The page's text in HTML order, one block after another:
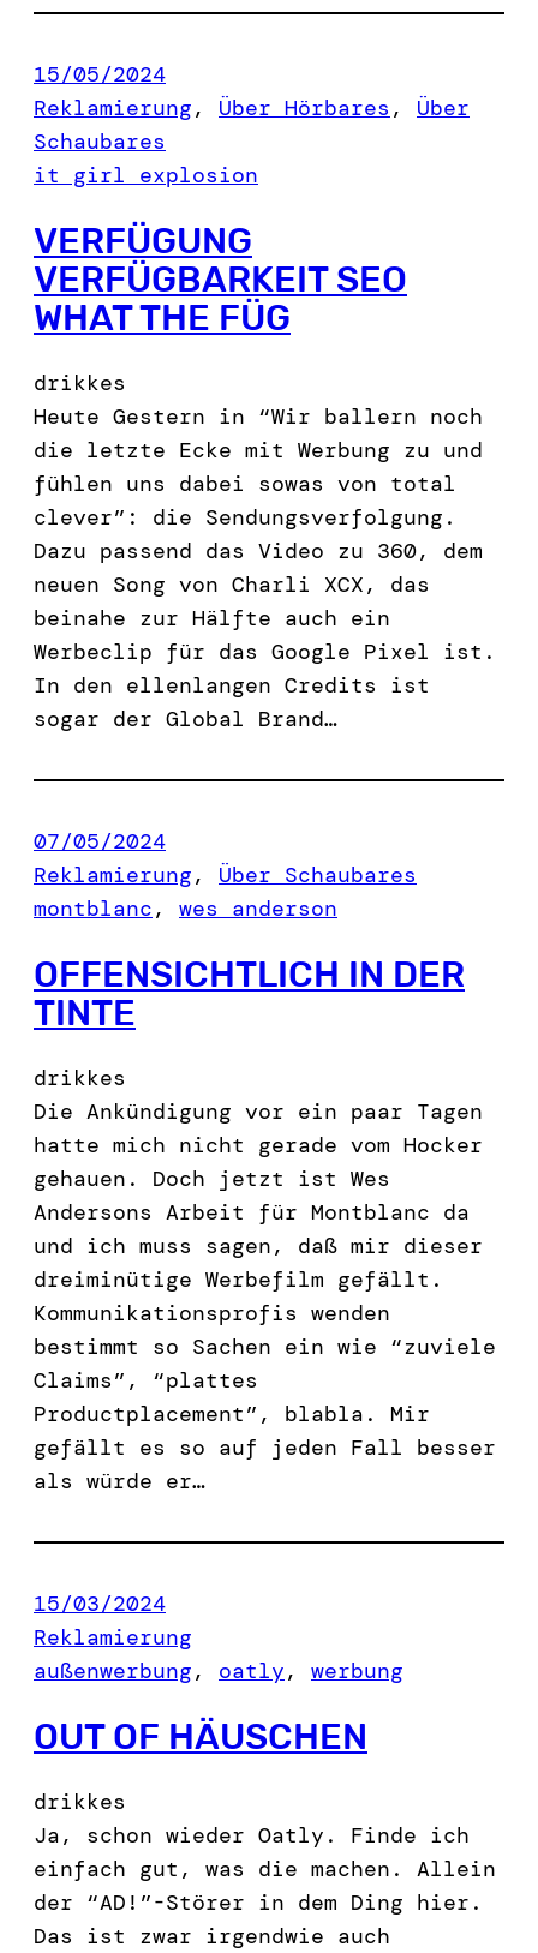
15/05/2024
Reklamierung, Über Hörbares , Über
Schaubares
it girl explosion
VERFÜGUNG
VERFÜGBARKEIT SEO
WHAT THE FÜG
drikkes
Heute Gestern in “Wir ballern noch
die letzte Ecke mit Werbung zu und
fühlen uns dabei sowas von total
clever”: die Sendungsverfolgung.
Dazu passend das Video zu 360, dem
neuen Song von Charli XCX, das
beinahe zur Hälfte auch ein
Werbeclip für das Google Pixel ist.
In den ellenlangen Credits ist
sogar der Global Brand…
07/05/2024
Reklamierung, Über Schaubares
montblanc, wes anderson
OFFENSICHTLICH IN DER
TINTE
drikkes
Die Ankündigung vor ein paar Tagen
hatte mich nicht gerade vom Hocker
gehauen. Doch jetzt ist Wes
Andersons Arbeit für Montblanc da
und ich muss sagen, daß mir dieser
dreiminütige Werbefilm gefällt.
Kommunikationsprofis wenden
bestimmt so Sachen ein wie “zuviele
Claims”, “plattes
Productplacement”, blabla. Mir
gefällt es so auf jeden Fall besser
als würde er…
15/03/2024
Reklamierung
außenwerbung, oatly, werbung
OUT OF HÄUSCHEN
drikkes
Ja, schon wieder Oatly. Finde ich
einfach gut, was die machen. Allein
der “AD!”-Störer in dem Ding hier.
Das ist zwar irgendwie auch